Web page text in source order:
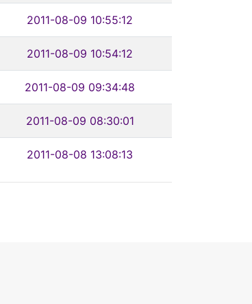
2011-08-09 10:55:12
2011-08-09 10:54:12
2011-08-09 09:34:48
2011-08-09 08:30:01
2011-08-08 13:08:13